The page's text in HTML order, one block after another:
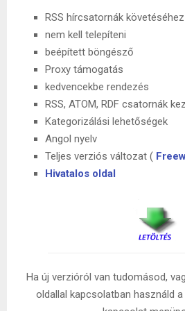
RSS hírcsatornák követéséhez
nem kell telepíteni
beépített böngésző
Proxy támogatás
kedvencekbe rendezés
RSS, ATOM, RDF csatornák
Kategorizálási lehetőségek
Angol nyelv
Teljes verziós változat (
Hivatalos oldal
Ha új verzióról van tudomásod,
oldallal kapcsolatban használd